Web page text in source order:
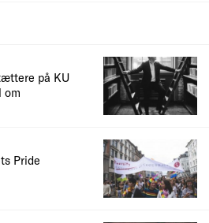
på KU
om
Pride